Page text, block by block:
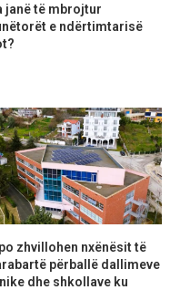
janë të mbrojtur
e ndërtimtarisë
zhvillohen nxënësit të
përballë dallimeve
dhe shkollave ku